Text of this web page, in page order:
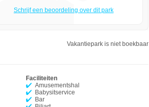
Schrijf een beoordeling over dit park
Vakantiepark is niet boekbaar
Faciliteiten
Amusementshal
Babysitservice
Bar